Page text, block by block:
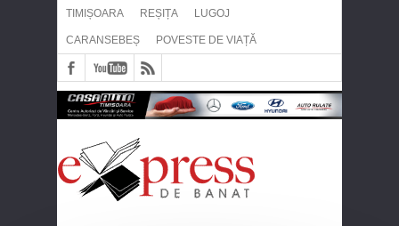
TIMIȘOARA REȘIȚA LUGOJ
CARANSEBEȘ POVESTE DE VIAȚĂ